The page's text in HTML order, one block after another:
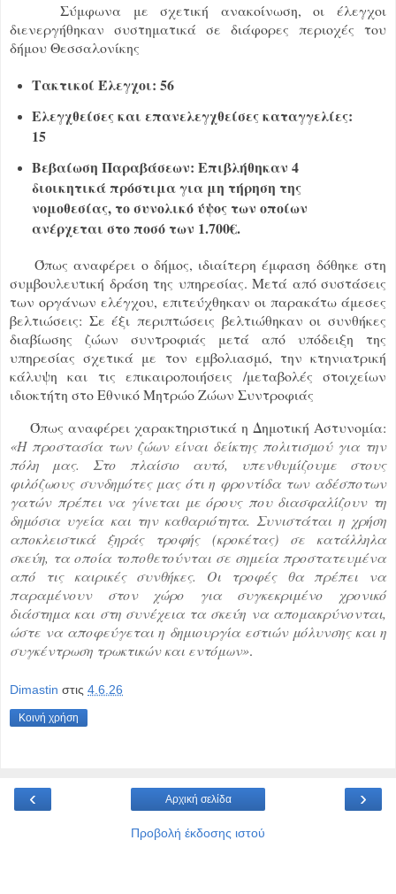
Σύμφωνα με σχετική ανακοίνωση, οι έλεγχοι
διενεργήθηκαν συστηματικά σε διάφορες περιοχές του
δήμου Θεσσαλονίκης
Τακτικοί Έλεγχοι: 56
Ελεγχθείσες και επανελεγχθείσες καταγγελίες:
15
Βεβαίωση Παραβάσεων: Επιβλήθηκαν 4
διοικητικά πρόστιμα για μη τήρηση της
νομοθεσίας, το συνολικό ύψος των οποίων
ανέρχεται στο ποσό των 1.700€.
Όπως αναφέρει ο δήμος, ιδιαίτερη έμφαση δόθηκε στη
συμβουλευτική δράση της υπηρεσίας. Μετά από συστάσεις
των οργάνων ελέγχου, επιτεύχθηκαν οι παρακάτω άμεσες
βελτιώσεις: Σε έξι περιπτώσεις βελτιώθηκαν οι συνθήκες
διαβίωσης ζώων συντροφιάς μετά από υπόδειξη της
υπηρεσίας σχετικά με τον εμβολιασμό, την κτηνιατρική
κάλυψη και τις επικαιροποιήσεις /μεταβολές στοιχείων
ιδιοκτήτη στο Εθνικό Μητρώο Ζώων Συντροφιάς
Όπως αναφέρει χαρακτηριστικά η Δημοτική Αστυνομία:
«Η προστασία των ζώων είναι δείκτης πολιτισμού για την
πόλη μας. Στο πλαίσιο αυτό, υπενθυμίζουμε στους
φιλόζωους συνδημότες μας ότι η φροντίδα των αδέσποτων
γατών πρέπει να γίνεται με όρους που διασφαλίζουν τη
δημόσια υγεία και την καθαριότητα. Συνιστάται η χρήση
αποκλειστικά ξηράς τροφής (κροκέτας) σε κατάλληλα
σκεύη, τα οποία τοποθετούνται σε σημεία προστατευμένα
από τις καιρικές συνθήκες. Οι τροφές θα πρέπει να
παραμένουν στον χώρο για συγκεκριμένο χρονικό
διάστημα και στη συνέχεια τα σκεύη να απομακρύνονται,
ώστε να αποφεύγεται η δημιουργία εστιών μόλυνσης και η
συγκέντρωση τρωκτικών και εντόμων».
Dimastin στις 4.6.26
Κοινή χρήση
‹ ›
Αρχική σελίδα
Προβολή έκδοσης ιστού